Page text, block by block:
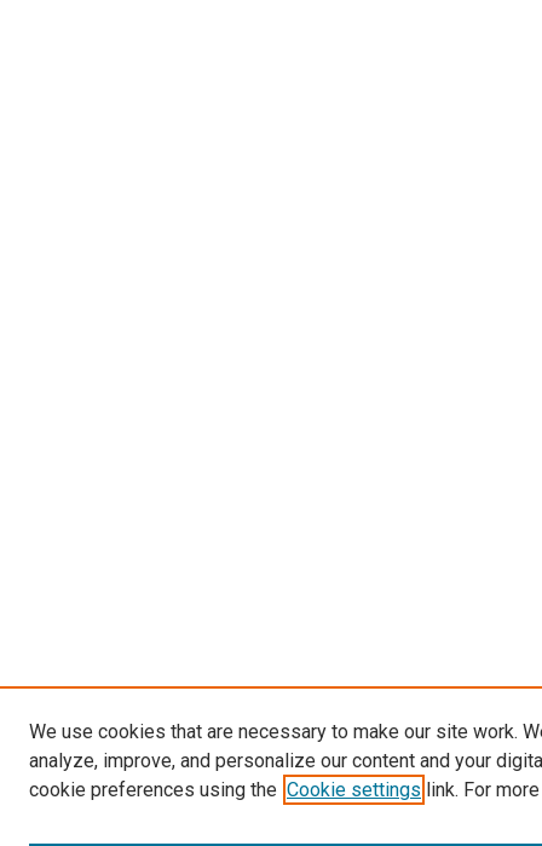
We use cookies that are necessary to make our site work.
analyze, improve, and personalize our content and your
cookie preferences using the Cookie settings link. For